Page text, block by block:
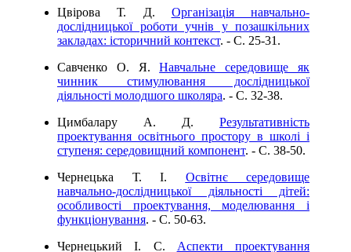
Цвірова Т. Д. Організація навчально-
дослідницької роботи учнів у позашкільних
закладах: історичний контекст. - C. 25-31.
Савченко О. Я.Навчальне середовище як
чинник стимулювання дослідницької
діяльності молодшого школяра. - C. 32-38.
Цимбалару А. Д. Результативність
проектування освітнього простору в школі і
ступеня: середовищний компонент. - C. 38-50.
Чернецька Т. І. Освітнє середовище
навчально-дослідницької діяльності дітей:
особливості проектування, моделювання і
функціонування. - C. 50-63.
Чернецький І. С. Аспекти проектування